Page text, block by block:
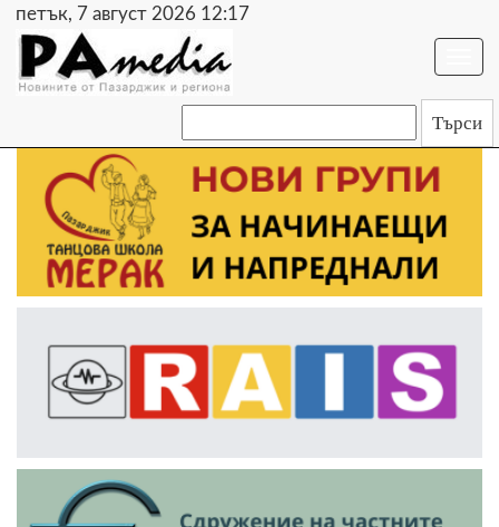
петък, 7 август 2026 12:17